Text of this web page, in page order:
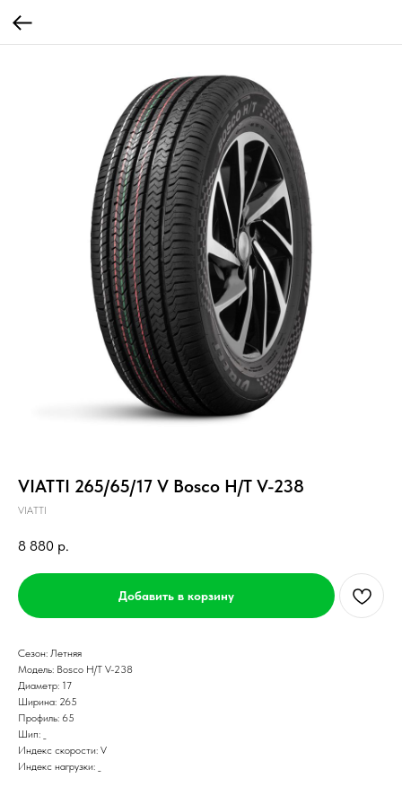
VIATTI 265/65/17 V Bosco H/T V-238
VIATTI
8 880 р.
Добавить в корзину
Сезон: Летняя
Модель: Bosco H/T V-238
Диаметр: 17
Ширина: 265
Профиль: 65
Шип: _
Индекс скорости: V
Индекс нагрузки: _